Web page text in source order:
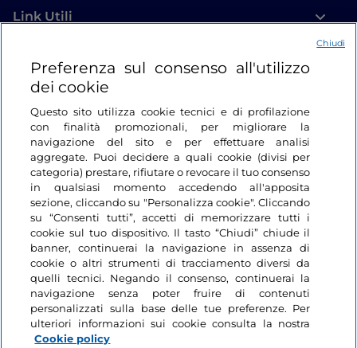
Link Utili
Login
Restiamo in contatto
Preferenza sul consenso all'utilizzo
dei cookie
Questo sito utilizza cookie tecnici e di profilazione
con finalità promozionali, per migliorare la
navigazione del sito e per effettuare analisi
aggregate. Puoi decidere a quali cookie (divisi per
categoria) prestare, rifiutare o revocare il tuo consenso
in qualsiasi momento accedendo all'apposita
sezione, cliccando su "Personalizza cookie". Cliccando
su “Consenti tutti”, accetti di memorizzare tutti i
cookie sul tuo dispositivo. Il tasto “Chiudi” chiude il
banner, continuerai la navigazione in assenza di
cookie o altri strumenti di tracciamento diversi da
quelli tecnici. Negando il consenso, continuerai la
navigazione senza poter fruire di contenuti
personalizzati sulla base delle tue preferenze. Per
ulteriori informazioni sui cookie consulta la nostra
Cookie policy
Chiudi